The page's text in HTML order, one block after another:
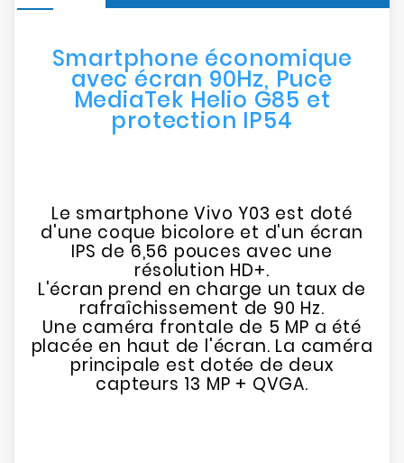
Smartphone économique
avec écran 90Hz, Puce
MediaTek Helio G85 et
protection IP54
Le smartphone Vivo Y03 est doté
d'une coque bicolore et d'un écran
IPS de 6,56 pouces avec une
résolution HD+.
L'écran prend en charge un taux de
rafraîchissement de 90 Hz.
Une caméra frontale de 5 MP a été
placée en haut de l'écran. La caméra
principale est dotée de deux
capteurs 13 MP + QVGA.